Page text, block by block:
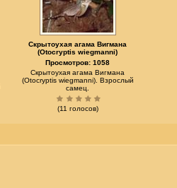
Скрытоухая агама Вигмана
(Otocryptis wiegmanni)
Просмотров: 1058
Скрытоухая агама Вигмана
(Otocryptis wiegmanni). Взрослый
самец.
(11 голосов)